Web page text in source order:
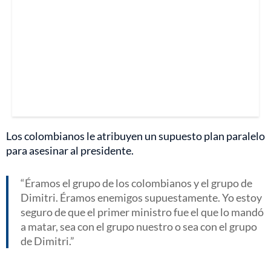
Los colombianos le atribuyen un supuesto plan paralelo
para asesinar al presidente.
Éramos el grupo de los colombianos y el grupo de
Dimitri. Éramos enemigos supuestamente. Yo estoy
seguro de que el primer ministro fue el que lo mandó
a matar, sea con el grupo nuestro o sea con el grupo
de Dimitri.